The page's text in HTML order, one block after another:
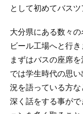
として初めてバスツ
大分県にある数々
ビール工場へと行き
まずはバスの座席
では学生時代の思
況を語っている方
深く話をする事が